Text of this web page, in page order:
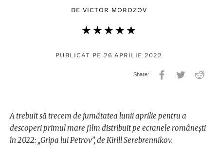
DE VICTOR MOROZOV
★★★★★
☆☆☆☆☆
PUBLICAT PE 26 APRILIE 2022
A trebuit să trecem de jumătatea lunii aprilie pentru a
descoperi primul mare film distribuit pe ecranele românești
în 2022: „Gripa lui Petrov”, de Kirill Serebrennikov.